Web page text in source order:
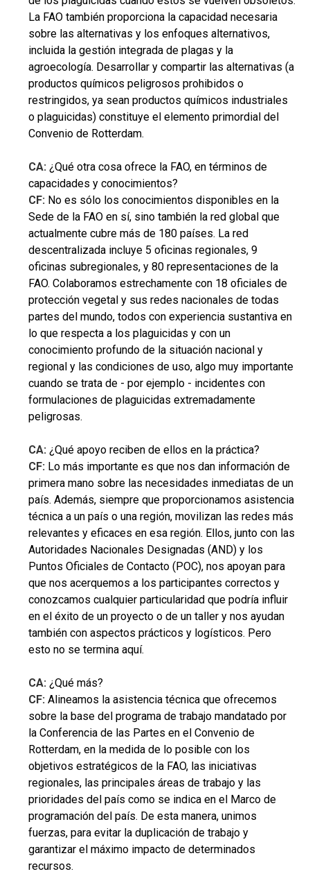
La FAO también proporciona la capacidad necesaria
sobre las alternativas y los enfoques alternativos,
incluida la gestión integrada de plagas y la
agroecología. Desarrollar y compartir las alternativas (a
productos químicos peligrosos prohibidos o
restringidos, ya sean productos químicos industriales
o plaguicidas) constituye el elemento primordial del
Convenio de Rotterdam.
CA: ¿Qué otra cosa ofrece la FAO, en términos de
capacidades y conocimientos?
CF: No es sólo los conocimientos disponibles en la
Sede de la FAO en sí, sino también la red global que
actualmente cubre más de 180 países. La red
descentralizada incluye 5 oficinas regionales, 9
oficinas subregionales, y 80 representaciones de la
FAO. Colaboramos estrechamente con 18 oficiales de
protección vegetal y sus redes nacionales de todas
partes del mundo, todos con experiencia sustantiva en
lo que respecta a los plaguicidas y con un
conocimiento profundo de la situación nacional y
regional y las condiciones de uso, algo muy importante
cuando se trata de - por ejemplo - incidentes con
formulaciones de plaguicidas extremadamente
peligrosas.
CA: ¿Qué apoyo reciben de ellos en la práctica?
CF: Lo más importante es que nos dan información de
primera mano sobre las necesidades inmediatas de un
país. Además, siempre que proporcionamos asistencia
técnica a un país o una región, movilizan las redes más
relevantes y eficaces en esa región. Ellos, junto con las
Autoridades Nacionales Designadas (AND) y los
Puntos Oficiales de Contacto (POC), nos apoyan para
que nos acerquemos a los participantes correctos y
conozcamos cualquier particularidad que podría influir
en el éxito de un proyecto o de un taller y nos ayudan
también con aspectos prácticos y logísticos. Pero
esto no se termina aquí.
CA: ¿Qué más?
CF: Alineamos la asistencia técnica que ofrecemos
sobre la base del programa de trabajo mandatado por
la Conferencia de las Partes en el Convenio de
Rotterdam, en la medida de lo posible con los
objetivos estratégicos de la FAO, las iniciativas
regionales, las principales áreas de trabajo y las
prioridades del país como se indica en el Marco de
programación del país. De esta manera, unimos
fuerzas, para evitar la duplicación de trabajo y
garantizar el máximo impacto de determinados
recursos.